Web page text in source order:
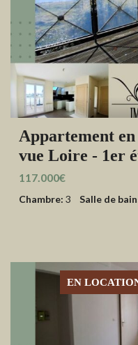
Appartement
vue Loire - 1er
117.000€
Chambre: 3 Salle de
EN